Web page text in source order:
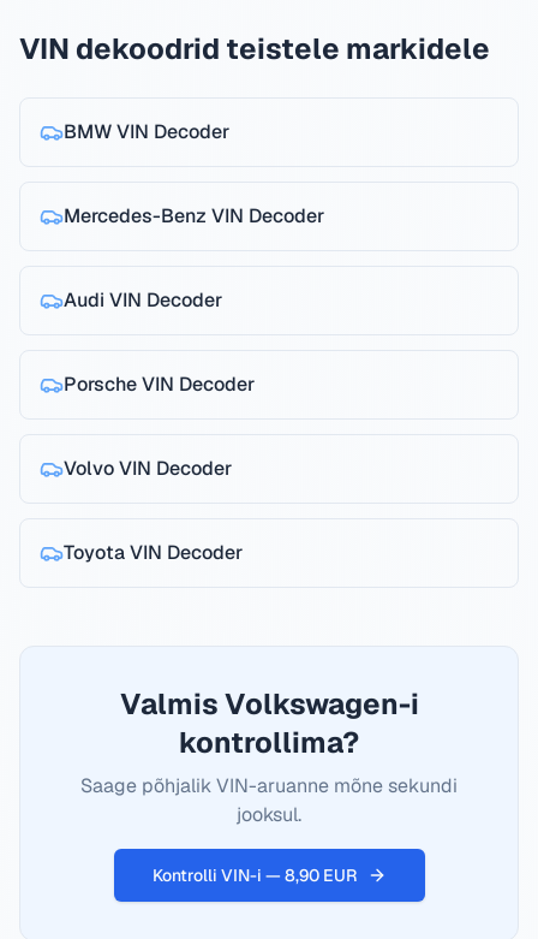
VIN dekoodrid teistele markidele
BMWVIN Decoder
Mercedes-Benz VIN Decoder
Audi VIN Decoder
PorscheVIN Decoder
VolvoVIN Decoder
ToyotaVIN Decoder
Valmis Volkswagen-i
kontrollima?
Saage põhjalik VIN-aruanne mõne sekundi
jooksul.
Kontrolli VIN-i — 8,90 EUR